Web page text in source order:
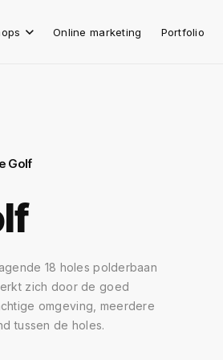
Online marketing Portfolio
Golf
18 holes polderbaan
zich door de goed
omgeving, meerdere
tussen de holes.